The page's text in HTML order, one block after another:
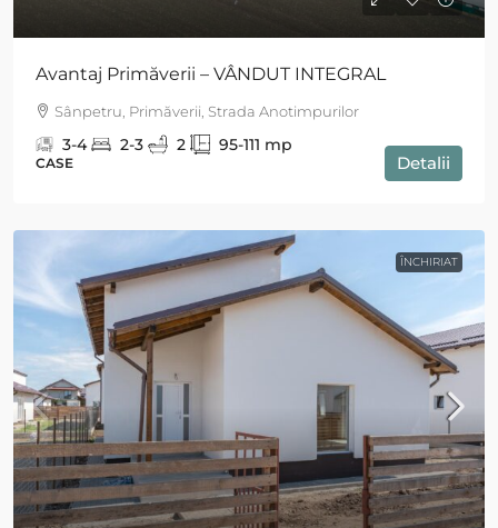
Avantaj Primăverii – VÂNDUT INTEGRAL
Sânpetru, Primăverii, Strada Anotimpurilor
3-4 2-3 2 95-111 mp
CASE Detalii
ÎNCHIRIAT